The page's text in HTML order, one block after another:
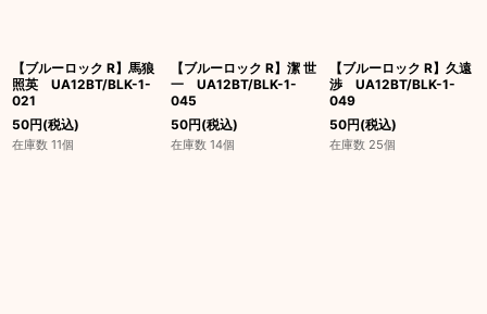
【ブルーロック R】馬狼
照英 UA12BT/BLK-1-
021
50円(税込)
在庫数 11個
【ブルーロック R】潔 世
一 UA12BT/BLK-1-
045
50円(税込)
在庫数 14個
【ブルーロック R】久遠
渉 UA12BT/BLK-1-
049
50円(税込)
在庫数 25個